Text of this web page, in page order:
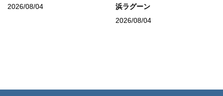
2026/08/04
浜ラグーン
2026/08/04